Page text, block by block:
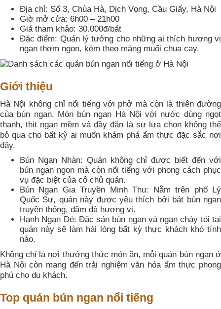
Địa chỉ: Số 3, Chùa Hà, Dịch Vọng, Cầu Giấy, Hà Nội
Giờ mở cửa: 6h00 – 21h00
Giá tham khảo: 30.000đ/bát
Đặc điểm: Quán lý tưởng cho những ai thích hương vị
ngan thơm ngon, kèm theo măng muối chua cay.
Giới thiệu
Hà Nội không chỉ nổi tiếng với phở mà còn là thiên đường
của bún ngan. Món bún ngan Hà Nội với nước dùng ngọt
thanh, thịt ngan mềm và đầy đặn là sự lựa chọn không thể
bỏ qua cho bất kỳ ai muốn khám phá ẩm thực đặc sắc nơi
đây.
Bún Ngan Nhàn: Quán không chỉ được biết đến với
bún ngan ngon mà còn nổi tiếng với phong cách phục
vụ đặc biệt của cô chủ quán.
Bún Ngan Gia Truyền Minh Thu: Nằm trên phố Lý
Quốc Sư, quán này được yêu thích bởi bát bún ngan
truyền thống, đậm đà hương vị.
Hạnh Ngan Dé: Đặc sản bún ngan và ngan cháy tỏi tại
quán này sẽ làm hài lòng bất kỳ thực khách khó tính
nào.
Không chỉ là nơi thưởng thức món ăn, mỗi quán bún ngan ở
Hà Nội còn mang đến trải nghiệm văn hóa ẩm thực phong
phú cho du khách.
Top quán bún ngan nổi tiếng